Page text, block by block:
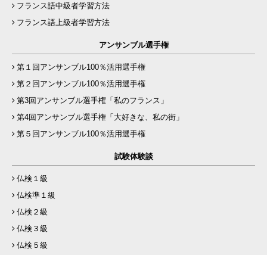
フランス語中級者学習方法
フランス語上級者学習方法
アンサンブル選手権
第１回アンサンブル100％活用選手権
第２回アンサンブル100％活用選手権
第3回アンサンブル選手権「私のフランス」
第4回アンサンブル選手権「大好きな、私の街」
第５回アンサンブル100％活用選手権
試験体験談
仏検１級
仏検準１級
仏検２級
仏検３級
仏検５級